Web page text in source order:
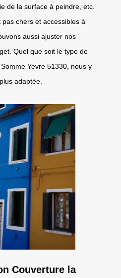
de la surface à peindre, etc.
chers et accessibles à
aussi ajuster nos
Quel que soit le type de
Yevre 51330, nous y
adaptée.
Couverture la